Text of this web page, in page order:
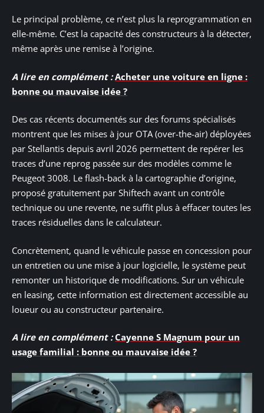
Le principal problème, ce n’est plus la reprogrammation en
elle-même. C’est la capacité des constructeurs à la détecter,
même après une remise à l’origine.
A lire en complément : Acheter une voiture en ligne :
bonne ou mauvaise idée ?
Des cas récents documentés sur des forums spécialisés
montrent que les mises à jour OTA (over-the-air) déployées
par Stellantis depuis avril 2026 permettent de repérer les
traces d’une reprog passée sur des modèles comme le
Peugeot 3008. Le flash-back à la cartographie d’origine,
proposé gratuitement par Shiftech avant un contrôle
technique ou une revente, ne suffit plus à effacer toutes les
traces résiduelles dans le calculateur.
Concrètement, quand le véhicule passe en concession pour
un entretien ou une mise à jour logicielle, le système peut
remonter un historique de modifications. Sur un véhicule
en leasing, cette information est directement accessible au
loueur ou au constructeur partenaire.
A lire en complément : Cayenne S Magnum pour un
usage familial : bonne ou mauvaise idée ?